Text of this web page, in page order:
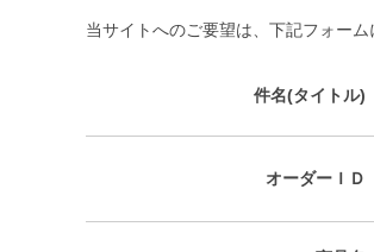
当サイトへのご要望は、下記フォー
件名(タイトル)
オーダーＩＤ